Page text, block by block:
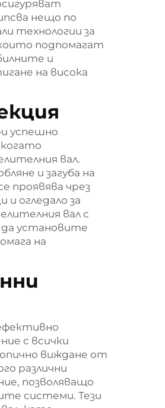
нещо по
технологии за
подпомагат
и
на висока
успешно
вал.
и загуба на
проявява чрез
огледало за
вал с
да установите
на
с всички
виждане от
различни
позволяващо
системи. Тези